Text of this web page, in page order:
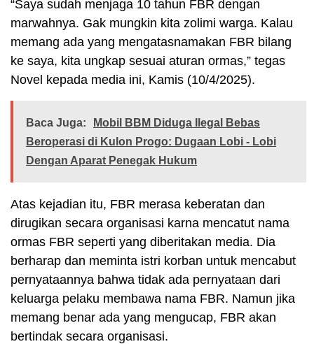
“Saya sudah menjaga 10 tahun FBR dengan
marwahnya. Gak mungkin kita zolimi warga. Kalau
memang ada yang mengatasnamakan FBR bilang
ke saya, kita ungkap sesuai aturan ormas,” tegas
Novel kepada media ini, Kamis (10/4/2025).
Baca Juga:
Mobil BBM Diduga Ilegal Bebas
Beroperasi di Kulon Progo: Dugaan Lobi - Lobi
Dengan Aparat Penegak Hukum
Atas kejadian itu, FBR merasa keberatan dan
dirugikan secara organisasi karna mencatut nama
ormas FBR seperti yang diberitakan media. Dia
berharap dan meminta istri korban untuk mencabut
pernyataannya bahwa tidak ada pernyataan dari
keluarga pelaku membawa nama FBR. Namun jika
memang benar ada yang mengucap, FBR akan
bertindak secara organisasi.